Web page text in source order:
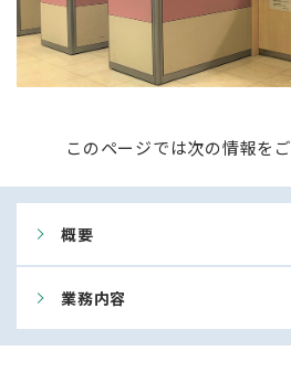
このページでは次の情報を
概要
業務内容